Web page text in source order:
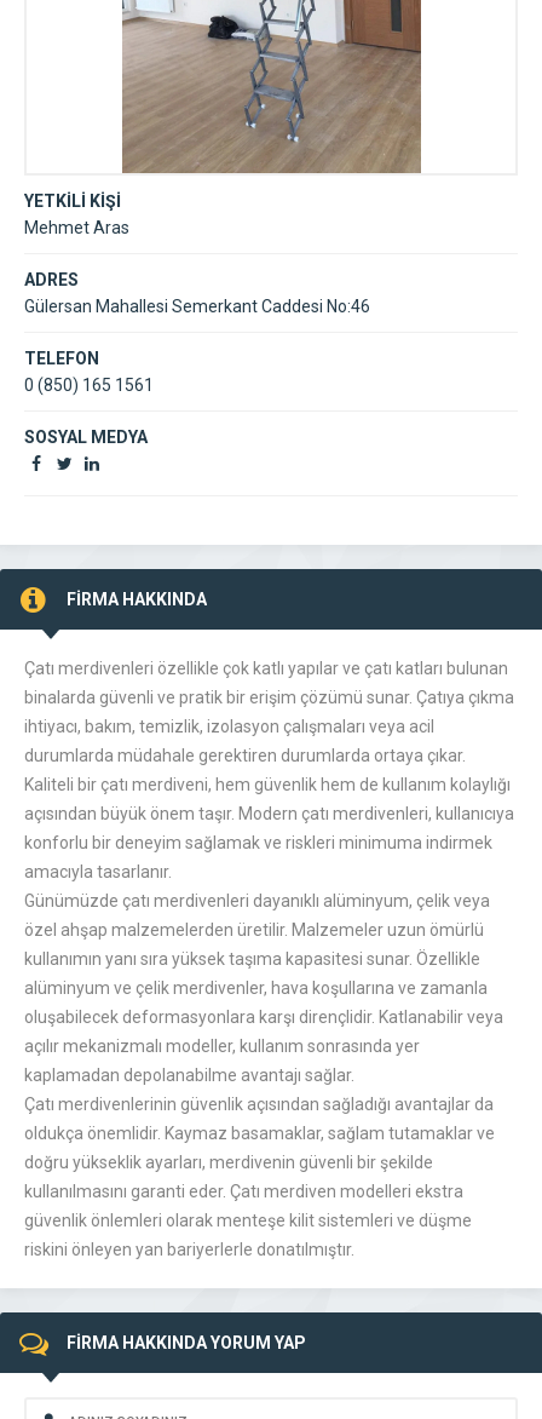
YETKİLİ KİŞİ
Mehmet Aras
ADRES
Gülersan Mahallesi Semerkant Caddesi No:46
TELEFON
0 (850) 165 1561
SOSYAL MEDYA
FİRMA HAKKINDA
Çatı merdivenleri özellikle çok katlı yapılar ve çatı katları bulunan
binalarda güvenli ve pratik bir erişim çözümü sunar. Çatıya çıkma
ihtiyacı, bakım, temizlik, izolasyon çalışmaları veya acil
durumlarda müdahale gerektiren durumlarda ortaya çıkar.
Kaliteli bir çatı merdiveni, hem güvenlik hem de kullanım kolaylığı
açısından büyük önem taşır. Modern çatı merdivenleri, kullanıcıya
konforlu bir deneyim sağlamak ve riskleri minimuma indirmek
amacıyla tasarlanır.
Günümüzde çatı merdivenleri dayanıklı alüminyum, çelik veya
özel ahşap malzemelerden üretilir. Malzemeler uzun ömürlü
kullanımın yanı sıra yüksek taşıma kapasitesi sunar. Özellikle
alüminyum ve çelik merdivenler, hava koşullarına ve zamanla
oluşabilecek deformasyonlara karşı dirençlidir. Katlanabilir veya
açılır mekanizmalı modeller, kullanım sonrasında yer
kaplamadan depolanabilme avantajı sağlar.
Çatı merdivenlerinin güvenlik açısından sağladığı avantajlar da
oldukça önemlidir. Kaymaz basamaklar, sağlam tutamaklar ve
doğru yükseklik ayarları, merdivenin güvenli bir şekilde
kullanılmasını garanti eder. Çatı merdiven modelleri ekstra
güvenlik önlemleri olarak menteşe kilit sistemleri ve düşme
riskini önleyen yan bariyerlerle donatılmıştır.
FİRMA HAKKINDA YORUM YAP